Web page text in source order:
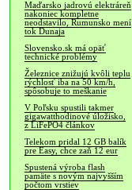
Maďarsko jadrovú elektráreň
nakoniec kompletne
neodstavilo, Rumunsko mení
tok Dunaja
Slovensko.sk má opäť
technické problémy
Železnice znižujú kvôli teplu
rýchlosť iba na 50 km/h,
spôsobuje to meškanie
V Poľsku spustili takmer
gigawatthodinové úložisko,
z LiFePO4 článkov
Telekom pridal 12 GB balík
pre Easy, chce zaň 12 eur
Spustená výroba flash
pamäte s novým najvyšším
počtom vrstiev